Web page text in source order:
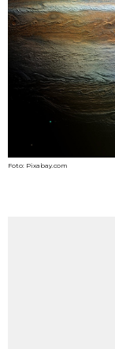
Foto: Pixabay.com